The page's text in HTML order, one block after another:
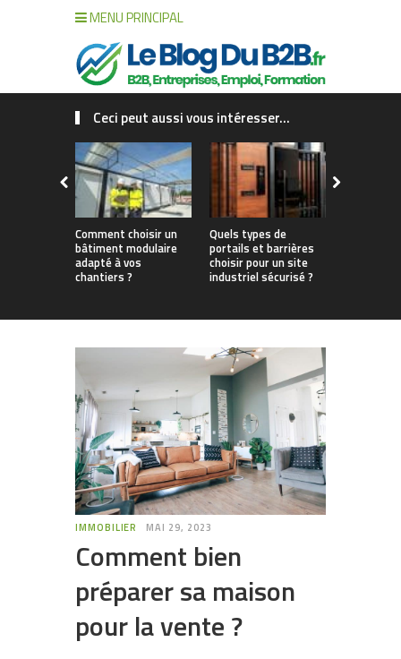
MENU PRINCIPAL
Ceci peut aussi vous intéresser...
Comment choisir un
bâtiment modulaire
adapté à vos
chantiers ?
Quels types de
portails et barrières
choisir pour un site
industriel sécurisé ?
IMMOBILIER MAI 29, 2023
Comment bien
préparer sa maison
pour la vente ?